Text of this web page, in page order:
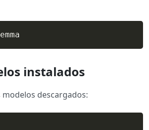
instalados
descargados: